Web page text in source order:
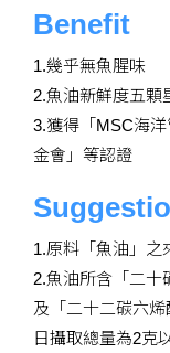
Benefit
1.幾乎無魚腥味
2.魚油新鮮度
3.獲得「MSC海
金會」等認證
1.原料「魚油」之
2.魚油所含「二十
及「二十二碳六
日攝取總量為2克